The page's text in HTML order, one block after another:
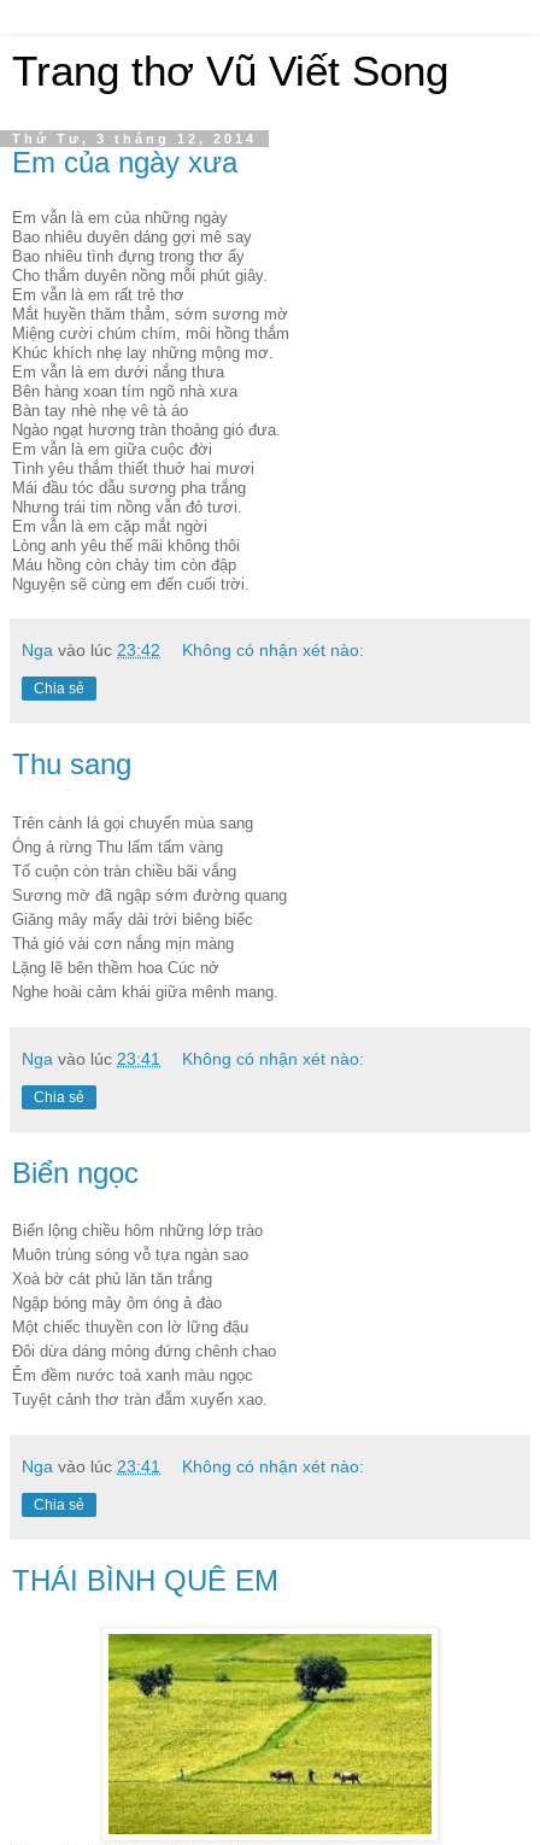
Trang thơ Vũ Viết Song
Thứ Tư, 3 tháng 12, 2014
Em của ngày xưa
Em vẫn là em của những ngày
Bao nhiêu duyên dáng gợi mê say
Bao nhiêu tình đựng trong thơ ấy
Cho thắm duyên nồng mỗi phút giây.
Em vẫn là em rất trẻ thơ
Mắt huyền thăm thẳm, sớm sương mờ
Miệng cười chúm chím, môi hồng thắm
Khúc khích nhẹ lay những mộng mơ.
Em vẫn là em dưới nắng thưa
Bên hàng xoan tím ngõ nhà xưa
Bàn tay nhè nhẹ vê tà áo
Ngào ngạt hương tràn thoảng gió đưa.
Em vẫn là em giữa cuộc đời
Tình yêu thắm thiết thuở hai mươi
Mái đầu tóc dẫu sương pha trắng
Nhưng trái tim nồng vẫn đỏ tươi.
Em vẫn là em cặp mắt ngời
Lòng anh yêu thế mãi không thôi
Máu hồng còn chảy tim còn đập
Nguyện sẽ cùng em đến cuối trời.
Nga vào lúc 23:42 Không có nhận xét nào:
Chia sẻ
Thu sang
Trên cành lá gọi chuyển mùa sang
Óng ả rừng Thu lấm tấm vàng
Tố cuộn còn tràn chiều bãi vắng
Sương mờ đã ngập sớm đường quang
Giăng mây mấy dải trời biêng biếc
Thả gió vài cơn nắng mịn màng
Lặng lẽ bên thềm hoa Cúc nở
Nghe hoài cảm khái giữa mênh mang.
Nga vào lúc 23:41 Không có nhận xét nào:
Chia sẻ
Biển ngọc
Biển lộng chiều hôm những lớp trào
Muôn trùng sóng vỗ tựa ngàn sao
Xoà bờ cát phủ lăn tăn trắng
Ngập bóng mây ôm óng ả đào
Một chiếc thuyền con lờ lững đậu
Đôi dừa dáng mỏng đứng chênh chao
Êm đềm nước toả xanh màu ngọc
Tuyệt cảnh thơ tràn đẫm xuyến xao.
Nga vào lúc 23:41 Không có nhận xét nào:
Chia sẻ
THÁI BÌNH QUÊ EM